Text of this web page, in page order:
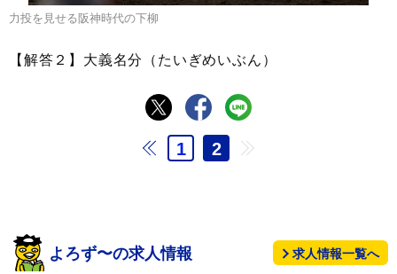
力投を見せる阪神時代の下柳
【解答２】大義名分（たいぎめいぶん）
1 2
よろず〜の求人情報 求人情報一覧へ